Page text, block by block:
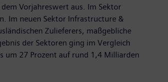
Vorjahreswert aus. Im Sektor
Im neuen Sektor Infrastructure &
Zulieferers, maßgebliche
der Sektoren ging im Vergleich
um 27 Prozent auf rund 1,4 Milliarden